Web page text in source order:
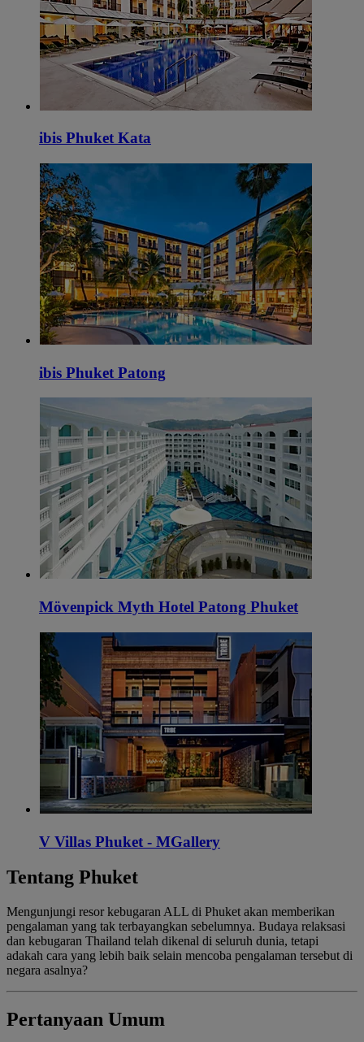
ibis Phuket Kata
ibis Phuket Patong
Mövenpick Myth Hotel Patong Phuket
V Villas Phuket - MGallery
Tentang Phuket
Mengunjungi resor kebugaran ALL di Phuket akan memberikan
pengalaman yang tak terbayangkan sebelumnya. Budaya relaksasi
dan kebugaran Thailand telah dikenal di seluruh dunia, tetapi
adakah cara yang lebih baik selain mencoba pengalaman tersebut di
negara asalnya?
Pertanyaan Umum